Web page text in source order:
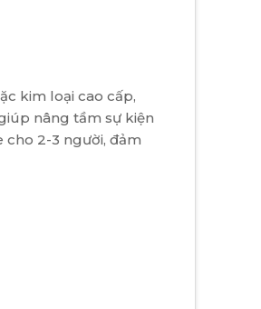
kim loại cao cấp,
nâng tầm sự kiện
cho 2-3 người, đảm